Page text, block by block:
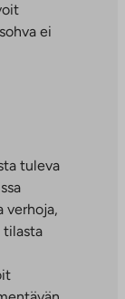
ei
tuleva
verhoja,
tilasta